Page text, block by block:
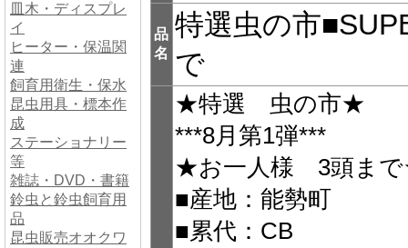
皿木・ディスプレ
イ
ヒーター・保温関
連
飼育用衛生・保水
昆虫用具・標本作
成
ステーショナリー
等
雑誌・DVD・書籍
鈴虫と鈴虫飼育用
品
昆虫販売オオクワ
品
名
特選虫の市
で
★特選 虫の市★
***8月第1弾***
★お一人様 3頭ま
■産地：能勢町
■累代：CB